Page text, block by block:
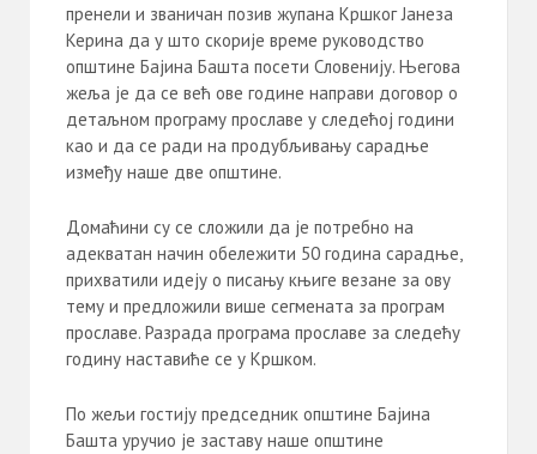
пренели и званичан позив жупана Кршког Јанеза
Керина да у што скорије време руководство
општине Бајина Башта посети Словенију. Његова
жеља је да се већ ове године направи договор о
детаљном програму прославе у следећој години
као и да се ради на продубљивању сарадње
између наше две општине.
Домаћини су се сложили да је потребно на
адекватан начин обележити 50 година сарадње,
прихватили идеју о писању књиге везане за ову
тему и предложили више сегмената за програм
прославе. Разрада програма прославе за следећу
годину наставиће се у Кршком.
По жељи гостију председник општине Бајина
Башта уручио је заставу наше општине